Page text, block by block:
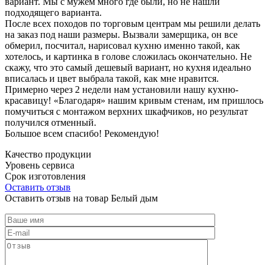
подходящего варианта.
После всех походов по торговым центрам мы решили делать
на заказ под наши размеры. Вызвали замерщика, он все
обмерил, посчитал, нарисовал кухню именно такой, как
хотелось, и картинка в голове сложилась окончательно. Не
скажу, что это самый дешевый вариант, но кухня идеально
вписалась и цвет выбрала такой, как мне нравится.
Примерно через 2 недели нам установили нашу кухню-
красавицу! «Благодаря» нашим кривым стенам, им пришлось
помучиться с монтажом верхних шкафчиков, но результат
получился отменный.
Большое всем спасибо! Рекомендую!
Качество продукции
Уровень сервиса
Срок изготовления
Оставить отзыв
Оставить отзыв на товар Белый дым